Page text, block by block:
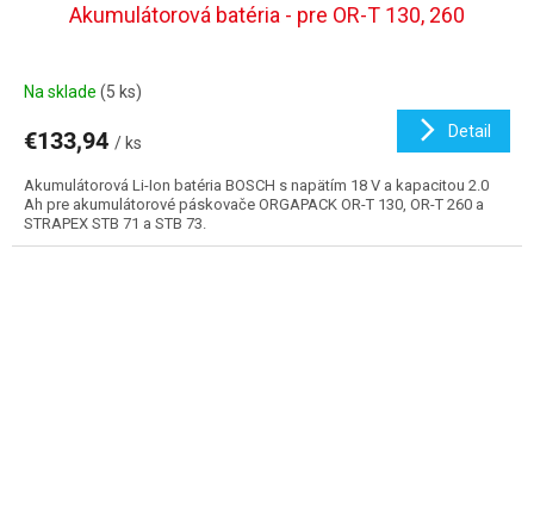
Akumulátorová batéria - pre OR-T 130, 260
Na sklade (5 ks)
€133,94 / ks
Detail
Akumulátorová Li-Ion batéria BOSCH s napätím 18 V a kapacitou 2.0
Ah pre akumulátorové páskovače ORGAPACK OR-T 130, OR-T 260 a
STRAPEX STB 71 a STB 73.